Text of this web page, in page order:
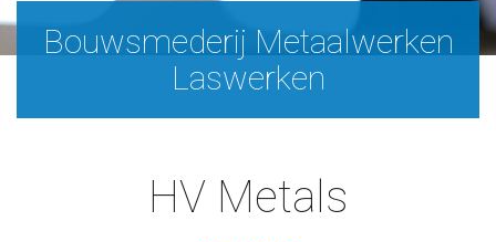
Bouwsmederij Metaalwerken
Laswerken
HV Metals